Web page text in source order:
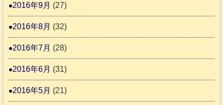
2016年9月 (27)
2016年8月 (32)
2016年7月 (28)
2016年6月 (31)
2016年5月 (21)